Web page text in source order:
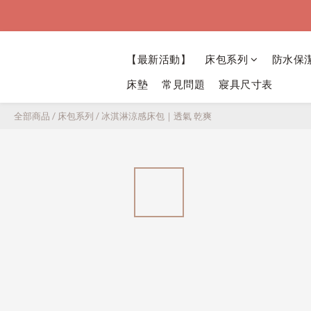
【最新活動】 床包系列
防水保
床墊
常見問題 寢具尺寸表
全部商品 / 床包系列 / 冰淇淋涼感床包｜透氣 乾爽